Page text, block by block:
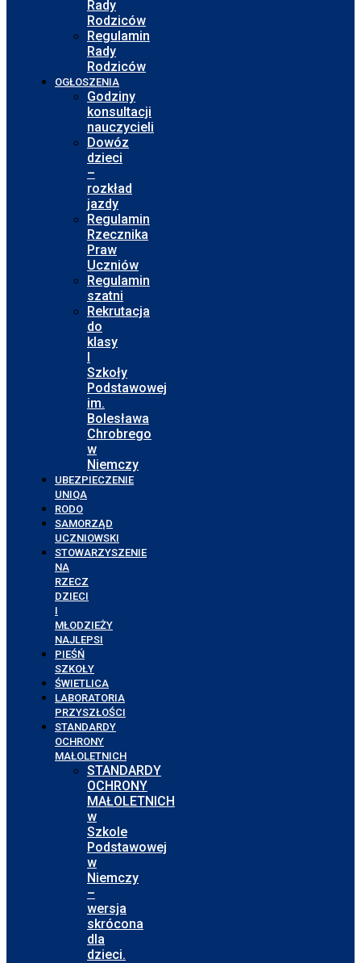
Rady
Rodziców
Regulamin
Rady
Rodziców
OGŁOSZENIA
Godziny
konsultacji
nauczycieli
Dowóz
dzieci
–
rozkład
jazdy
Regulamin
Rzecznika
Praw
Uczniów
Regulamin
szatni
Rekrutacja
do
klasy
I
Szkoły
Podstawowej
im.
Bolesława
Chrobrego
w
Niemczy
UBEZPIECZENIE
UNIQA
RODO
SAMORZĄD
UCZNIOWSKI
STOWARZYSZENIE
NA
RZECZ
DZIECI
I
MŁODZIEŻY
NAJLEPSI
PIEŚŃ
SZKOŁY
ŚWIETLICA
LABORATORIA
PRZYSZŁOŚCI
STANDARDY
OCHRONY
MAŁOLETNICH
STANDARDY
OCHRONY
MAŁOLETNICH
w
Szkole
Podstawowej
w
Niemczy
–
wersja
skrócona
dla
dzieci.